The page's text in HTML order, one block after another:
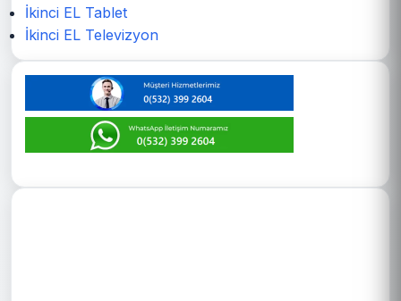
İkinci EL Tablet
İkinci EL Televizyon